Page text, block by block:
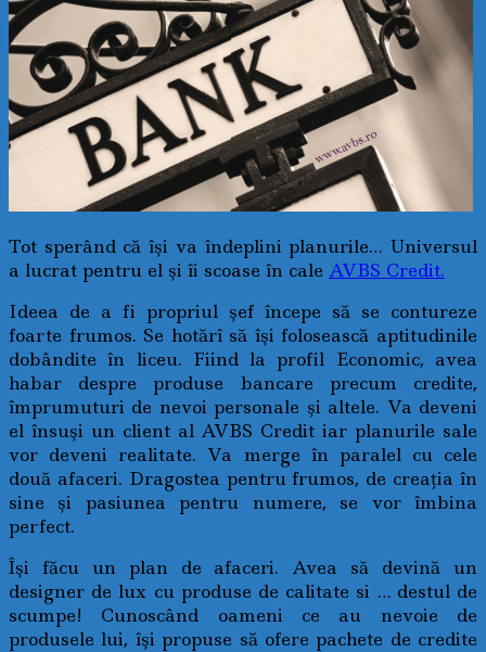
Tot sperând că îşi va îndeplini planurile… Universul
a lucrat pentru el şi îi scoase în cale AVBS Credit.
Ideea de a fi propriul şef începe să se contureze
foarte frumos. Se hotărî să îşi folosească aptitudinile
dobândite în liceu. Fiind la profil Economic, avea
habar despre produse bancare precum credite,
împrumuturi de nevoi personale şi altele. Va deveni
el însuşi un client al AVBS Credit iar planurile sale
vor deveni realitate. Va merge în paralel cu cele
două afaceri. Dragostea pentru frumos, de creaţia în
sine şi pasiunea pentru numere, se vor îmbina
perfect.
Îşi făcu un plan de afaceri. Avea să devină un
designer de lux cu produse de calitate si … destul de
scumpe! Cunoscând oameni ce au nevoie de
produsele lui, îşi propuse să ofere pachete de credite